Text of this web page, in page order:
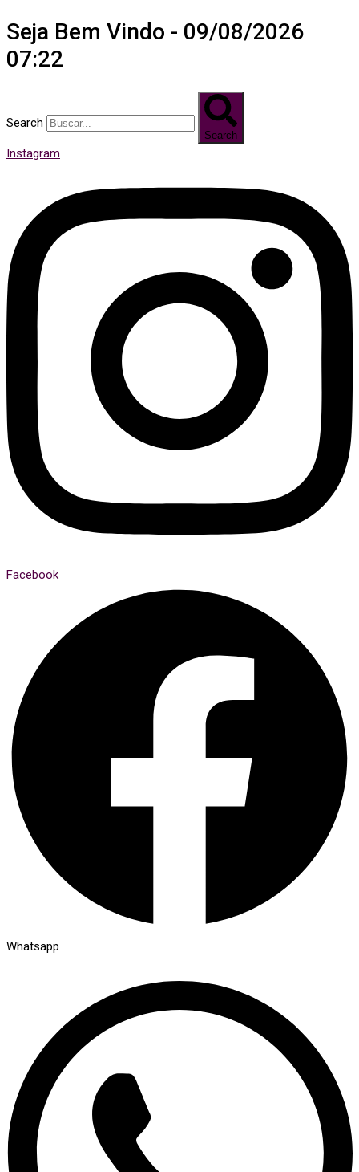
Seja Bem Vindo - 09/08/2026
07:22
Search
Search
Instagram
Facebook
Whatsapp